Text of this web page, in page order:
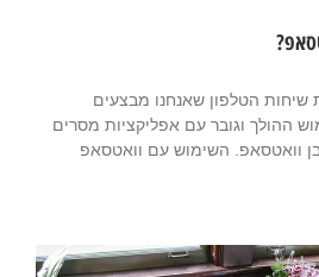
שיחות הטלפון שאנחנו מבצעים
ההולך וגובר עם אפליקציות מסרים
וואטסאפ. השימוש עם וואטסאפ